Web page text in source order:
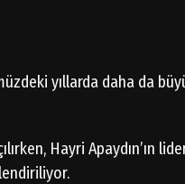
yıllarda daha da
Hayri Apaydın’ın